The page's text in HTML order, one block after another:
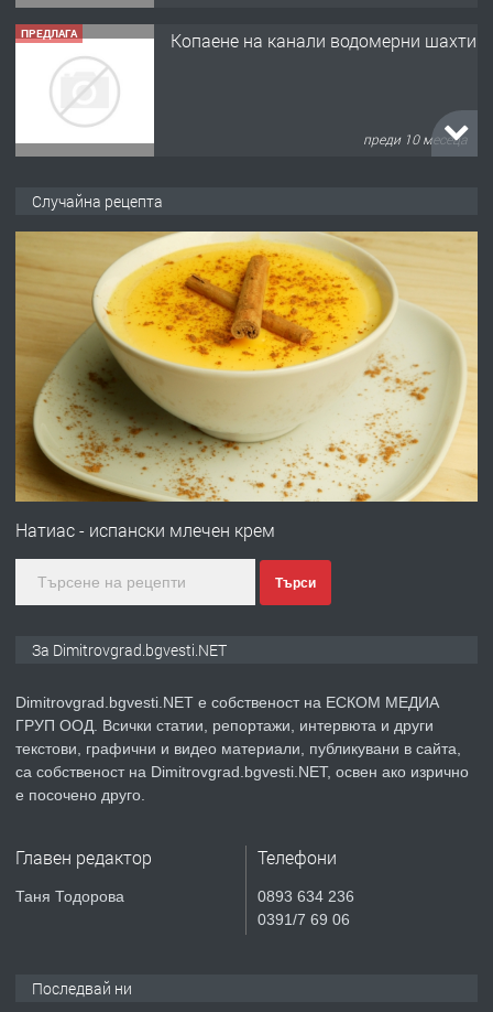
преди 10 месеца
Отпушване на канали тоалетни
вертикални щрангове
преди 11 месеца
ПРЕДЛАГА Онлайн магазин за всички!
преди 11 месеца
ПРЕДЛАГА Курс Помощник-възпитател
Къща в Странско
Професионални курсове
ПРЕДЛАГА
Случайна рецепта
Натиас - испански млечен крем
Търси
За Dimitrovgrad.bgvesti.NET
Dimitrovgrad.bgvesti.NET е собственост на ЕСКОМ МЕДИА
ГРУП ООД. Всички статии, репортажи, интервюта и други
текстови, графични и видео материали, публикувани в сайта,
са собственост на Dimitrovgrad.bgvesti.NET, освен ако изрично
е посочено друго.
Главен редактор
Таня Тодорова
Телефони
0893 634 236
0391/7 69 06
Последвай ни